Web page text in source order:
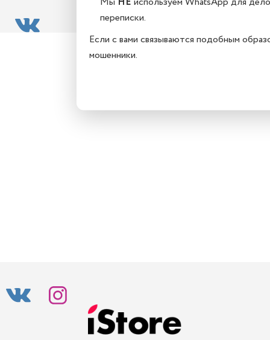
переписки.
Если с вами связываются подобным
мошенники.